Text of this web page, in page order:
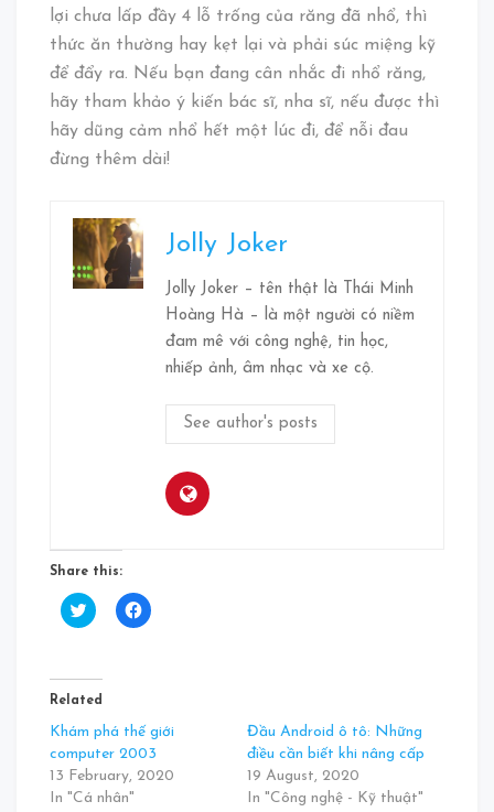
lợi chưa lấp đầy 4 lỗ trống của răng đã nhổ, thì
thức ăn thường hay kẹt lại và phải súc miệng kỹ
để đẩy ra. Nếu bạn đang cân nhắc đi nhổ răng,
hãy tham khảo ý kiến bác sĩ, nha sĩ, nếu được thì
hãy dũng cảm nhổ hết một lúc đi, để nỗi đau
đừng thêm dài!
Jolly Joker
Jolly Joker – tên thật là Thái Minh
Hoàng Hà – là một người có niềm
đam mê với công nghệ, tin học,
nhiếp ảnh, âm nhạc và xe cộ.
See author's posts
Share this:
Click
to
(Opens
in
new
window)
Click
to
window)
Related
Khám phá thế giới
computer 2003
13 February, 2020
In "Cá nhân"
Đầu Android ô tô: Những
điều cần biết khi nâng cấp
19 August, 2020
In "Công nghệ - Kỹ thuật"